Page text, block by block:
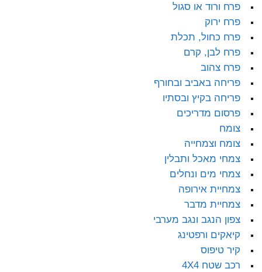
פרח ורוד או סגול
פרח ירוק
פרח כחול, תכלת
פרח לבן, קרם
פרח צהוב
פריחה באביב ובחורף
פריחה בקיץ ובסתיו
פרסום מדריכים
צומח
צומח וצמחייה
צמחי מאכל ותבלין
צמחי מים ונחלים
צמחיית אירופה
צמחיית מדבר
צפון הנגב ונגב מערבי
קיאקים ורפטינג
קיר טיפוס
רכב שטח 4X4